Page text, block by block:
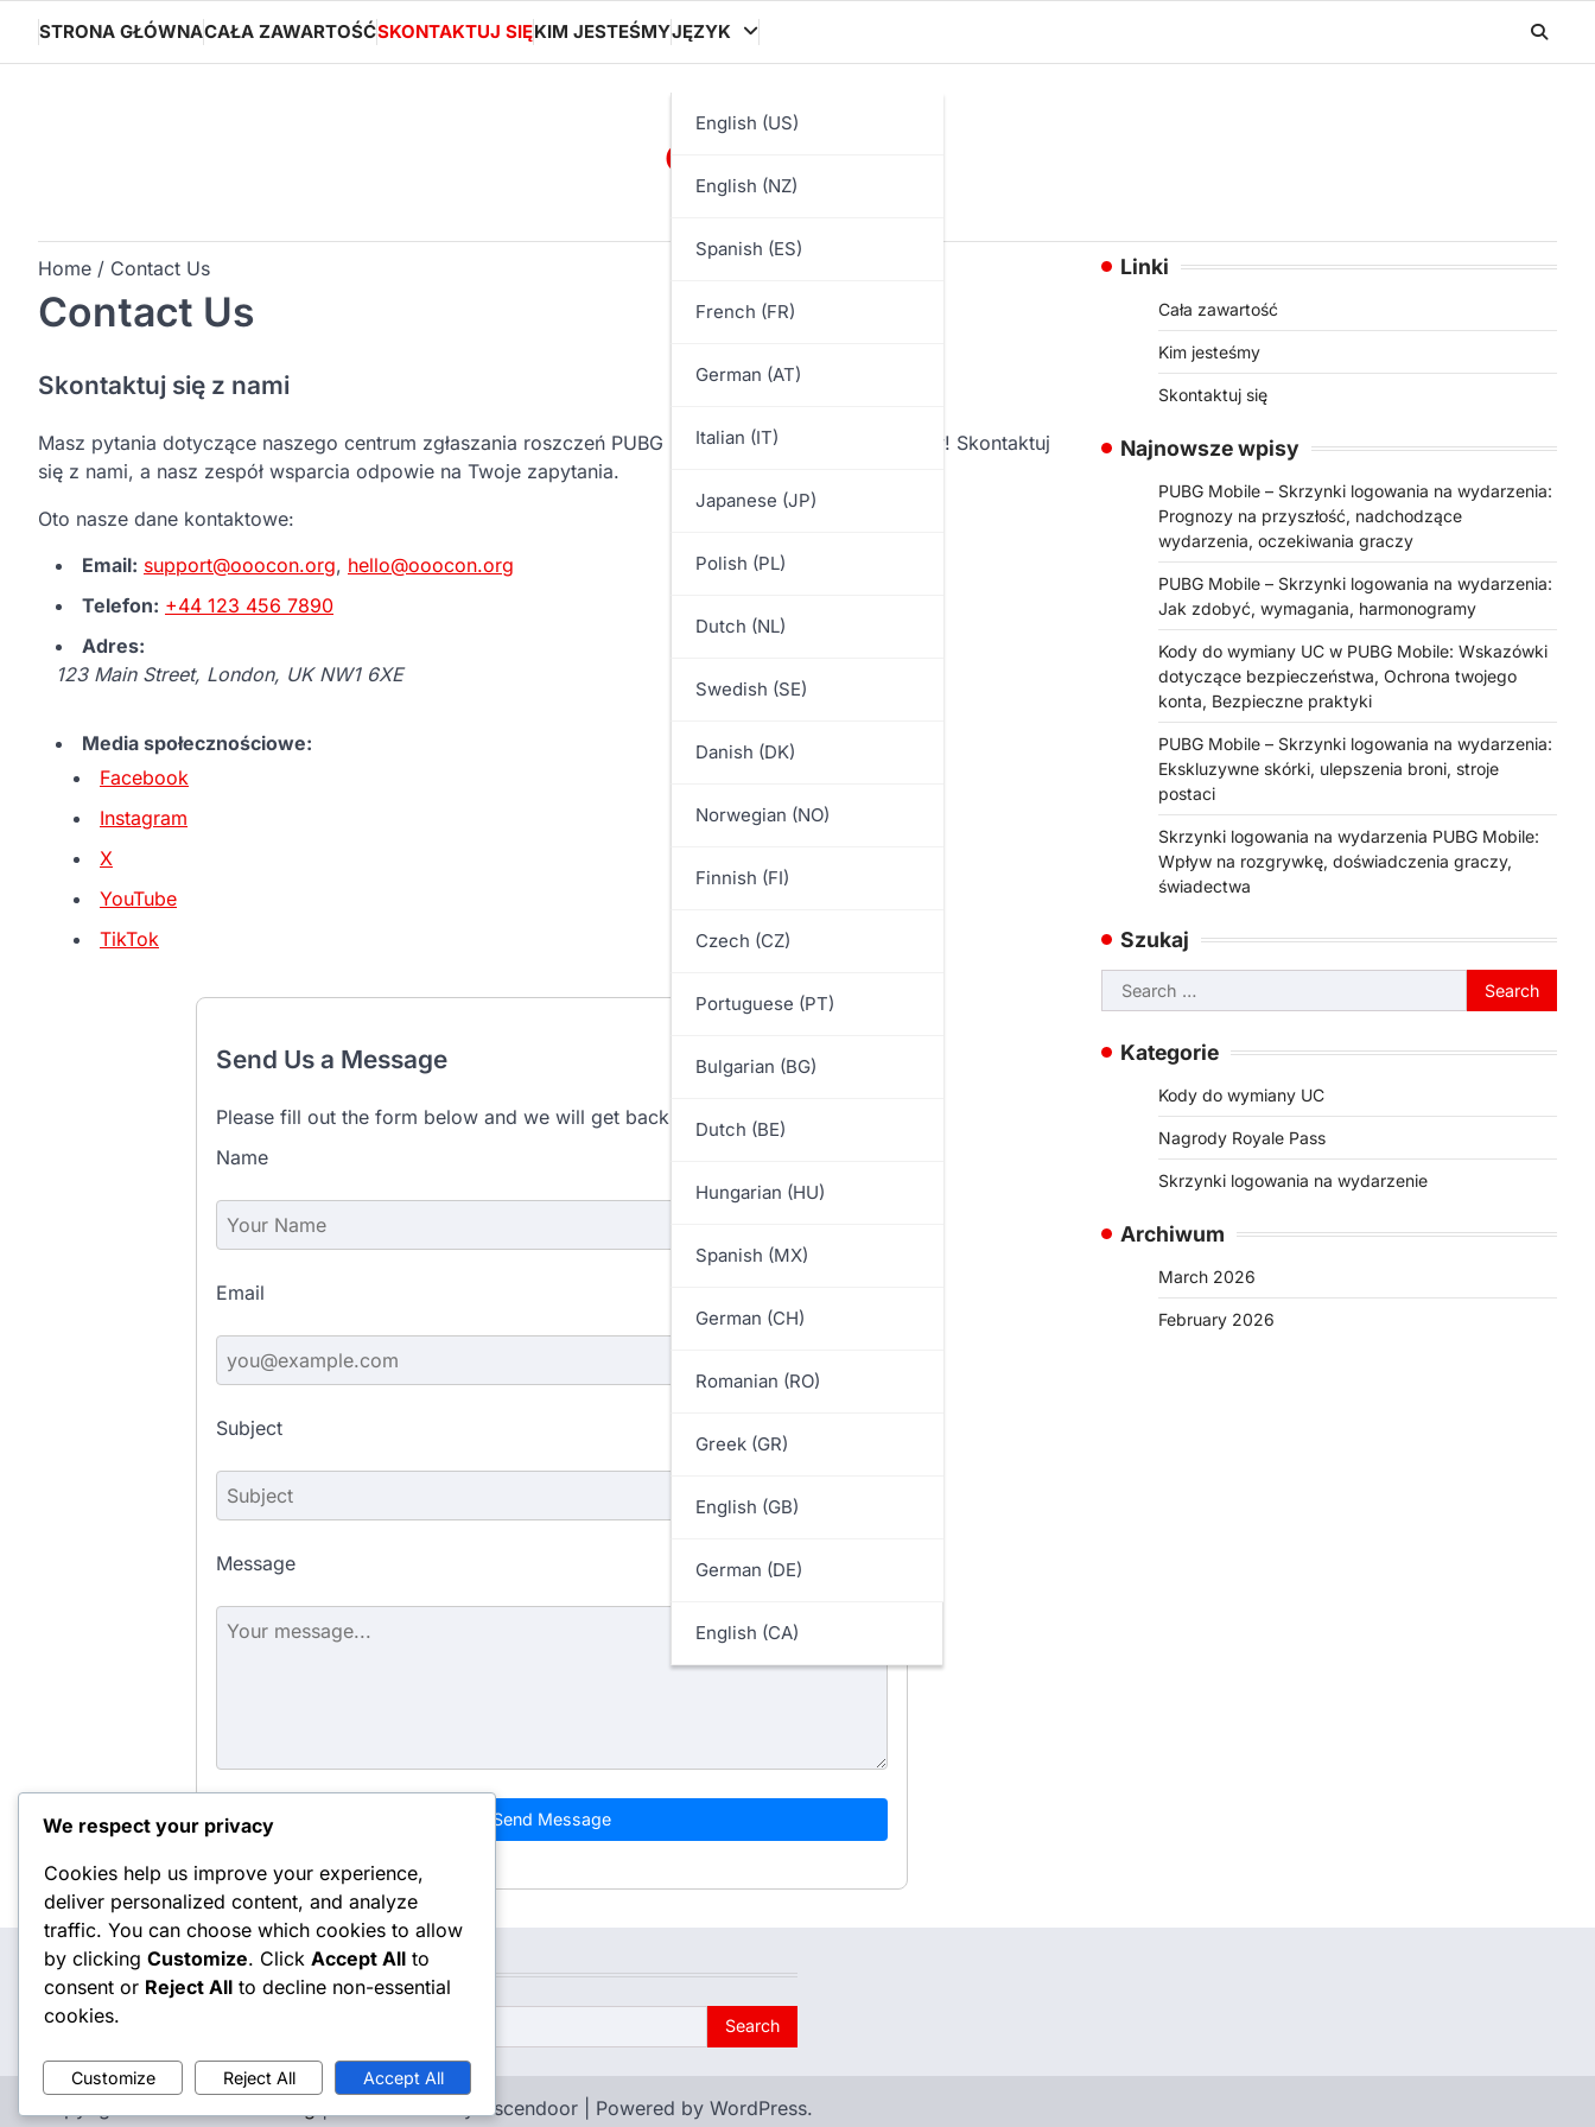
content
STRONA GŁÓWNACAŁA ZAWARTOŚĆSKONTAKTUJ SIĘKIM JESTEŚMYJĘZYK
English (US)
English (NZ)
Spanish (ES)
French (FR)
German (AT)
Italian (IT)
Japanese (JP)
Polish (PL)
Dutch (NL)
Swedish (SE)
Danish (DK)
Norwegian (NO)
Finnish (FI)
Czech (CZ)
Portuguese (PT)
Bulgarian (BG)
Dutch (BE)
Hungarian (HU)
Spanish (MX)
German (CH)
Romanian (RO)
Greek (GR)
English (GB)
German (DE)
English (CA)
ooocon.org
Home Contact Us
Contact Us
Skontaktuj się z nami
Masz pytania dotyczące naszego centrum zgłaszania roszczeń PUBG Mobile? Chętnie Ci pomożemy! Skontaktuj
się z nami, a nasz zespół wsparcia odpowie na Twoje zapytania.
Oto nasze dane kontaktowe:
Email: support@ooocon.org, hello@ooocon.org
Telefon: +44 123 456 7890
Adres:
123 Main Street, London, UK NW1 6XE
Media społecznościowe:
Facebook
Instagram
X
YouTube
TikTok
Send Us a Message
Please fill out the form below and we will get back to you shortly.
Name
Email
Subject
Message
Send Message
Linki
Cała zawartość
Kim jesteśmy
Skontaktuj się
Najnowsze wpisy
PUBG Mobile – Skrzynki logowania na wydarzenia:
Prognozy na przyszłość, nadchodzące
wydarzenia, oczekiwania graczy
PUBG Mobile – Skrzynki logowania na wydarzenia:
Jak zdobyć, wymagania, harmonogramy
Kody do wymiany UC w PUBG Mobile: Wskazówki
dotyczące bezpieczeństwa, Ochrona twojego
konta, Bezpieczne praktyki
PUBG Mobile – Skrzynki logowania na wydarzenia:
Ekskluzywne skórki, ulepszenia broni, stroje
postaci
Skrzynki logowania na wydarzenia PUBG Mobile:
Wpływ na rozgrywkę, doświadczenia graczy,
świadectwa
Szukaj
Search
for:
Kategorie
Kody do wymiany UC
Nagrody Royale Pass
Skrzynki logowania na wydarzenie
Archiwum
March 2026
February 2026
Szukaj
Search
Ascendoor | Powered by WordPress.
We respect your privacy
Cookies help us improve your experience,
deliver personalized content, and analyze
traffic. You can choose which cookies to allow
by clicking Customize. Click Accept All to
consent or Reject All to decline non-essential
cookies.
Customize Reject All Accept All